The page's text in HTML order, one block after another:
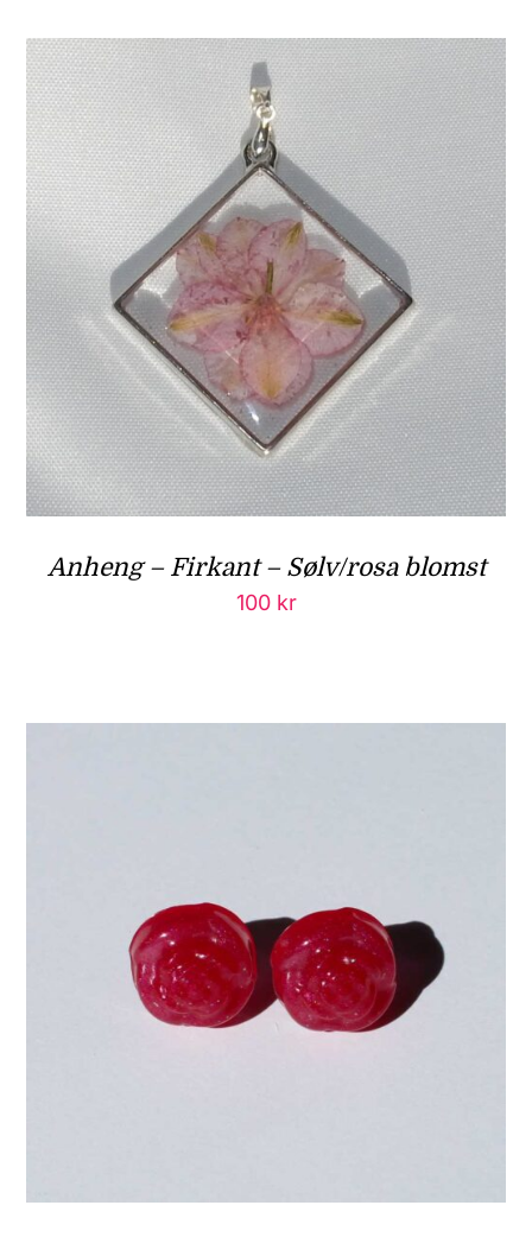
Anheng – Firkant – Sølv/rosa blomst
100 kr